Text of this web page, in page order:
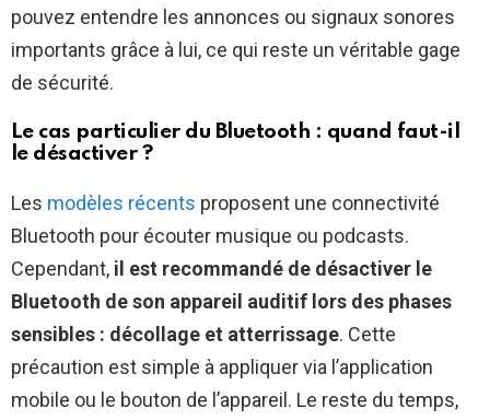
pouvez entendre les annonces ou signaux sonores
importants grâce à lui, ce qui reste un véritable gage
de sécurité.
Le cas particulier du Bluetooth : quand faut-il
le désactiver ?
Les modèles récents proposent une connectivité
Bluetooth pour écouter musique ou podcasts.
Cependant, il est recommandé de désactiver le
Bluetooth de son appareil auditif lors des phases
sensibles : décollage et atterrissage. Cette
précaution est simple à appliquer via l’application
mobile ou le bouton de l’appareil. Le reste du temps,